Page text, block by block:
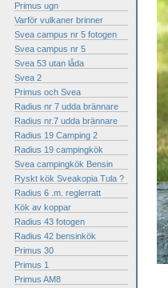
Primus ugn
Varför vulkaner brinner
Svea campus nr 5 fotogen
Svea campus nr 5
Svea 53 utan låda
Svea 2
Primus och Svea
Radius nr 7 udda brännare
Radius nr.7 udda brännare
Radius 19 Camping 2
Radius 19 campingkök
Svea campingkök Bensin
Ryskt kök Sveakopia Tula ?
Radius 6 .m. reglerratt
Kök av koppar
Radius 43 fotogen
Radius 42 bensinkök
Primus 30
Primus 1
Primus AM8